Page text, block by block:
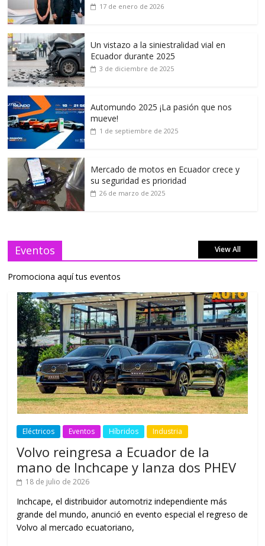
17 de enero de 2026
Un vistazo a la siniestralidad vial en
Ecuador durante 2025
3 de diciembre de 2025
Automundo 2025 ¡La pasión que nos
mueve!
1 de septiembre de 2025
Mercado de motos en Ecuador crece y
su seguridad es prioridad
26 de marzo de 2025
Eventos View All
Promociona aquí tus eventos
Eléctricos Eventos Híbridos Industria
Volvo reingresa a Ecuador de la
mano de Inchcape y lanza dos PHEV
18 de julio de 2026
Inchcape, el distribuidor automotriz independiente más
grande del mundo, anunció en evento especial el regreso de
Volvo al mercado ecuatoriano,